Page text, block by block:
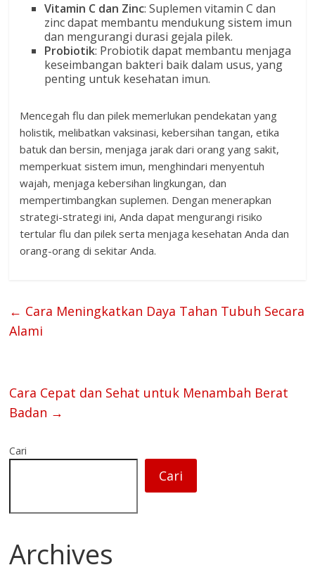
Vitamin C dan Zinc: Suplemen vitamin C dan
zinc dapat membantu mendukung sistem imun
dan mengurangi durasi gejala pilek.
Probiotik: Probiotik dapat membantu menjaga
keseimbangan bakteri baik dalam usus, yang
penting untuk kesehatan imun.
Mencegah flu dan pilek memerlukan pendekatan yang
holistik, melibatkan vaksinasi, kebersihan tangan, etika
batuk dan bersin, menjaga jarak dari orang yang sakit,
memperkuat sistem imun, menghindari menyentuh
wajah, menjaga kebersihan lingkungan, dan
mempertimbangkan suplemen. Dengan menerapkan
strategi-strategi ini, Anda dapat mengurangi risiko
tertular flu dan pilek serta menjaga kesehatan Anda dan
orang-orang di sekitar Anda.
← Cara Meningkatkan Daya Tahan Tubuh Secara
Alami
Cara Cepat dan Sehat untuk Menambah Berat
Badan →
Cari
Cari
Archives